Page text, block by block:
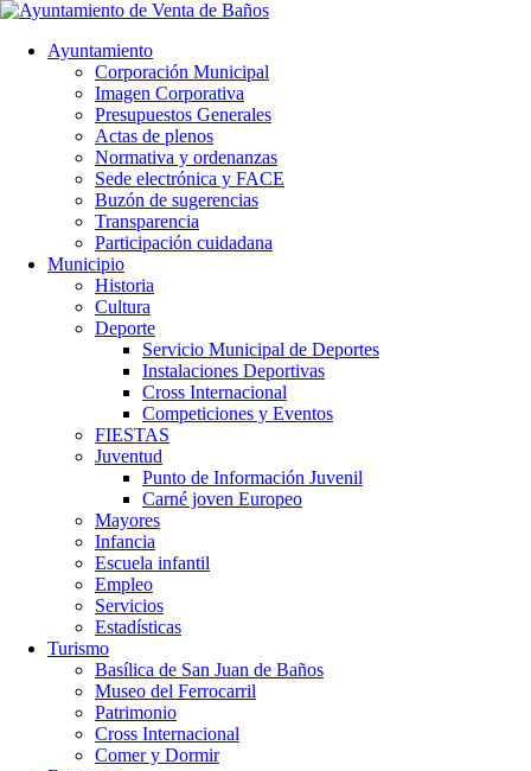
Ayuntamiento
Corporación Municipal
Imagen Corporativa
Presupuestos Generales
Actas de plenos
Normativa y ordenanzas
Sede electrónica y FACE
Buzón de sugerencias
Transparencia
Participación cuidadana
Municipio
Historia
Cultura
Deporte
Servicio Municipal de Deportes
Instalaciones Deportivas
Cross Internacional
Competiciones y Eventos
FIESTAS
Juventud
Punto de Información Juvenil
Carné joven Europeo
Mayores
Infancia
Escuela infantil
Empleo
Servicios
Estadísticas
Turismo
Basílica de San Juan de Baños
Museo del Ferrocarril
Patrimonio
Cross Internacional
Comer y Dormir